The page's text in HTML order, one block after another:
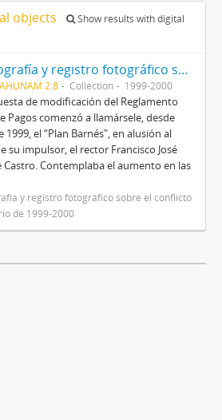
objects
Show results with digital
Hemerografía y registro fotográfico sobre el conflicto universitario de 1999-2000
2.8 Collection 1999-2000
de modificación del Reglamento
Pagos comenzó a llamársele, desde
1999, el “Plan Barnés", en alusión al
su impulsor, el rector Francisco José
Castro. Contemplaba el aumento en las
y registro fotográfico sobre el conflicto
de 1999-2000